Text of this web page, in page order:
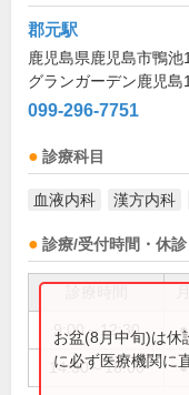
郡元駅
鹿児島県鹿児島市鴨
グランガーデン鹿児島
099-296-7751
診療科目
血液内科 漢方内科
診療/受付時間・休診
9:00～12:30 ●
14:30～18:00 ●
お盆(8月中旬)は休
に必ず医療機関に